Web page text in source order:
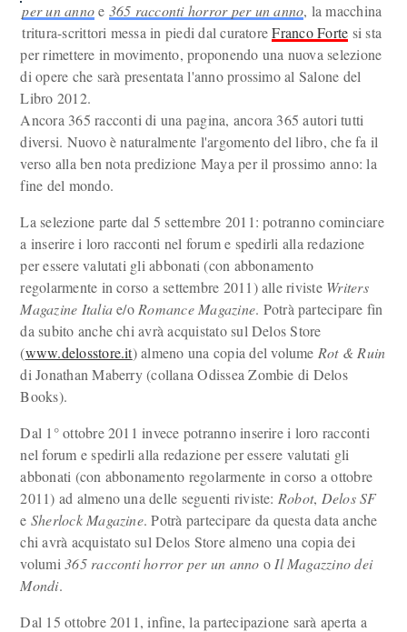
per un annoe 365 racconti horror per un anno, la macchina
tritura-scrittori messa in piedi dal curatoreFranco Forte si sta
per rimettere in movimento, proponendo una nuova selezione
di opere che sarà presentata l'anno prossimo al Salone del
Libro 2012.
Ancora 365 racconti di una pagina, ancora 365 autori tutti
diversi. Nuovo è naturalmente l'argomento del libro, che fa il
verso alla ben nota predizione Maya per il prossimo anno: la
fine del mondo.
La selezione parte dal 5 settembre 2011: potranno cominciare
a inserire i loro racconti nel forum e spedirli alla redazione
per essere valutati gli abbonati (con abbonamento
regolarmente in corso a settembre 2011) alle riviste Writers
Magazine Italiae/o Romance Magazine. Potrà partecipare fin
da subito anche chi avrà acquistato sul Delos Store
(www.delosstore.it) almeno una copia del volume Rot & Ruin
di Jonathan Maberry (collana Odissea Zombie di Delos
Books).
Dal 1° ottobre 2011 invece potranno inserire i loro racconti
nel forum e spedirli alla redazione per essere valutati gli
abbonati (con abbonamento regolarmente in corso a ottobre
2011) ad almeno una delle seguenti riviste: Robot, Delos SF
e Sherlock Magazine. Potrà partecipare da questa data anche
chi avrà acquistato sul Delos Store almeno una copia dei
volumi365 racconti horror per un anno o Il Magazzino dei
Mondi.
Dal 15 ottobre 2011, infine, la partecipazione sarà aperta a